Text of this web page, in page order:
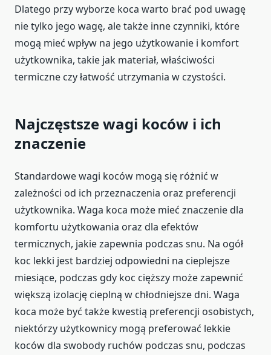
Dlatego przy wyborze koca warto brać pod uwagę
nie tylko jego wagę, ale także inne czynniki, które
mogą mieć wpływ na jego użytkowanie i komfort
użytkownika, takie jak materiał, właściwości
termiczne czy łatwość utrzymania w czystości.
Najczęstsze wagi koców i ich
znaczenie
Standardowe wagi koców mogą się różnić w
zależności od ich przeznaczenia oraz preferencji
użytkownika. Waga koca może mieć znaczenie dla
komfortu użytkowania oraz dla efektów
termicznych, jakie zapewnia podczas snu. Na ogół
koc lekki jest bardziej odpowiedni na cieplejsze
miesiące, podczas gdy koc cięższy może zapewnić
większą izolację cieplną w chłodniejsze dni. Waga
koca może być także kwestią preferencji osobistych,
niektórzy użytkownicy mogą preferować lekkie
koców dla swobody ruchów podczas snu, podczas